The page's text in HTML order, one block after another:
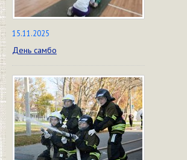
15.11.2025
День самбо